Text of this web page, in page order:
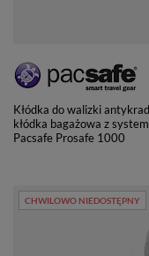
Kłódka do walizki
kłódka bagażowa z
Pacsafe Prosafe 1000
CHWILOWO NIEDOSTĘPNY